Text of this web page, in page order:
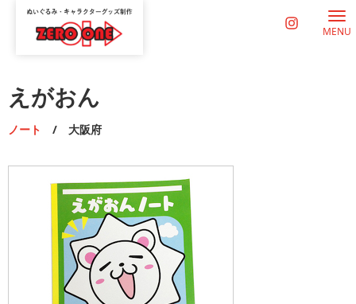
MENU
えがおん
ノート / 大阪府